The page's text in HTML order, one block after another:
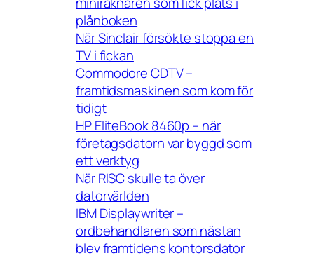
plånboken
När Sinclair försökte stoppa en
TV i fickan
Commodore CDTV –
framtidsmaskinen som kom för
tidigt
HP EliteBook 8460p – när
företagsdatorn var byggd som
ett verktyg
När RISC skulle ta över
datorvärlden
IBM Displaywriter –
ordbehandlaren som nästan
blev framtidens kontorsdator